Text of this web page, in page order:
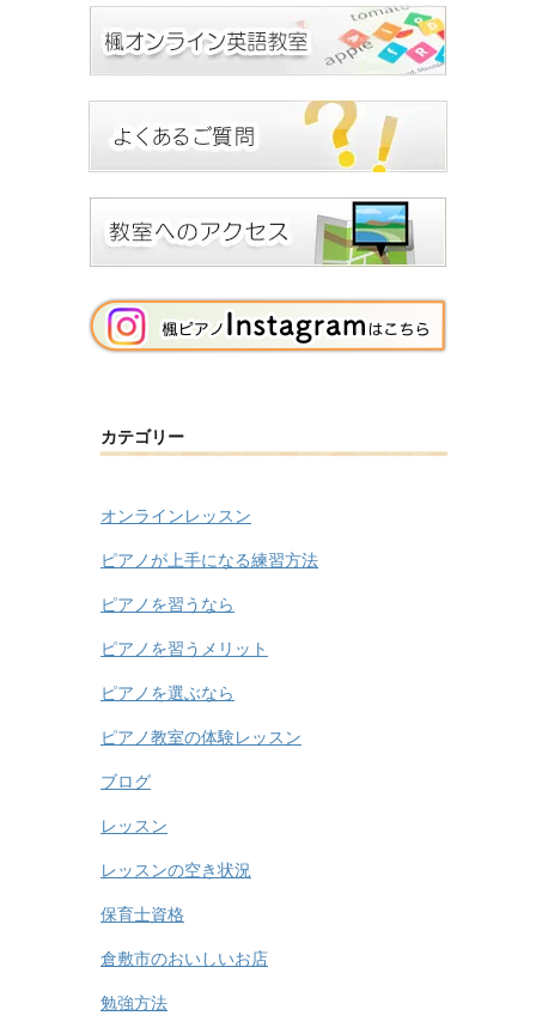
カテゴリー
オンラインレッスン
ピアノが上手になる練習方法
ピアノを習うなら
ピアノを習うメリット
ピアノを選ぶなら
ピアノ教室の体験レッスン
ブログ
レッスン
レッスンの空き状況
保育士資格
倉敷市のおいしいお店
勉強方法